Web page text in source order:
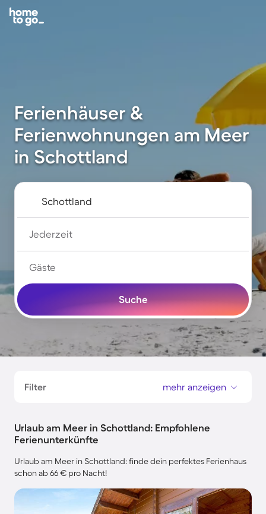
Ferienhäuser &
Ferienwohnungen am Meer
in Schottland
Jederzeit
Gäste
Suche
Filter mehr anzeigen
Urlaub am Meer in Schottland: Empfohlene
Ferienunterkünfte
Urlaub am Meer in Schottland: finde dein perfektes Ferienhaus
schon ab 66 € pro Nacht!